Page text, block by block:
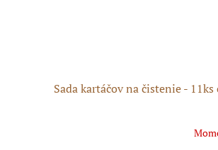
Sada kartáčov na čistenie -